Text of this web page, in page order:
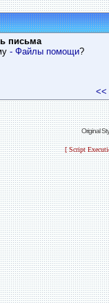
письма
- Файлы помощи?
<<
Original
[ Script